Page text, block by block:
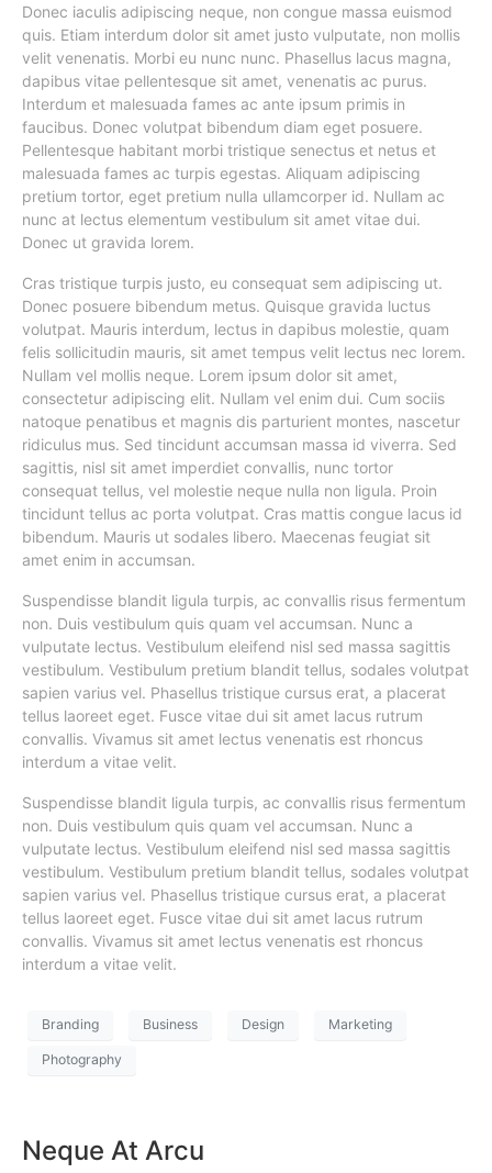
Donec iaculis adipiscing neque, non congue massa euismod
quis. Etiam interdum dolor sit amet justo vulputate, non mollis
velit venenatis. Morbi eu nunc nunc. Phasellus lacus magna,
dapibus vitae pellentesque sit amet, venenatis ac purus.
Interdum et malesuada fames ac ante ipsum primis in
faucibus. Donec volutpat bibendum diam eget posuere.
Pellentesque habitant morbi tristique senectus et netus et
malesuada fames ac turpis egestas. Aliquam adipiscing
pretium tortor, eget pretium nulla ullamcorper id. Nullam ac
nunc at lectus elementum vestibulum sit amet vitae dui.
Donec ut gravida lorem.
Cras tristique turpis justo, eu consequat sem adipiscing ut.
Donec posuere bibendum metus. Quisque gravida luctus
volutpat. Mauris interdum, lectus in dapibus molestie, quam
felis sollicitudin mauris, sit amet tempus velit lectus nec lorem.
Nullam vel mollis neque. Lorem ipsum dolor sit amet,
consectetur adipiscing elit. Nullam vel enim dui. Cum sociis
natoque penatibus et magnis dis parturient montes, nascetur
ridiculus mus. Sed tincidunt accumsan massa id viverra. Sed
sagittis, nisl sit amet imperdiet convallis, nunc tortor
consequat tellus, vel molestie neque nulla non ligula. Proin
tincidunt tellus ac porta volutpat. Cras mattis congue lacus id
bibendum. Mauris ut sodales libero. Maecenas feugiat sit
amet enim in accumsan.
Suspendisse blandit ligula turpis, ac convallis risus fermentum
non. Duis vestibulum quis quam vel accumsan. Nunc a
vulputate lectus. Vestibulum eleifend nisl sed massa sagittis
vestibulum. Vestibulum pretium blandit tellus, sodales volutpat
sapien varius vel. Phasellus tristique cursus erat, a placerat
tellus laoreet eget. Fusce vitae dui sit amet lacus rutrum
convallis. Vivamus sit amet lectus venenatis est rhoncus
interdum a vitae velit.
Suspendisse blandit ligula turpis, ac convallis risus fermentum
non. Duis vestibulum quis quam vel accumsan. Nunc a
vulputate lectus. Vestibulum eleifend nisl sed massa sagittis
vestibulum. Vestibulum pretium blandit tellus, sodales volutpat
sapien varius vel. Phasellus tristique cursus erat, a placerat
tellus laoreet eget. Fusce vitae dui sit amet lacus rutrum
convallis. Vivamus sit amet lectus venenatis est rhoncus
interdum a vitae velit.
Branding Business Design Marketing
Photography
Neque At Arcu